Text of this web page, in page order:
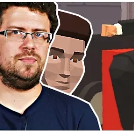
bo miala znajomosci xDDD To
prawdziwe zycie